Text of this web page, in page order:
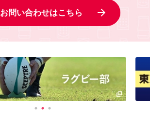
お問い合わせはこちら